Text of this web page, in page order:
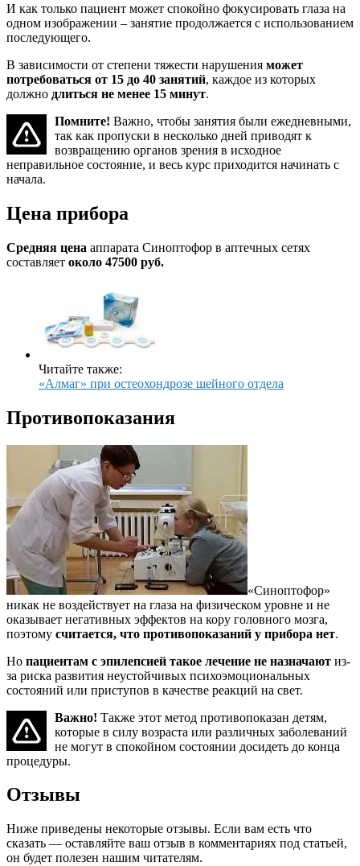
И как только пациент может спокойно фокусировать глаза на
одном изображении – занятие продолжается с использованием
последующего.
В зависимости от степени тяжести нарушения может
потребоваться от 15 до 40 занятий, каждое из которых
должно длиться не менее 15 минут.
Помните! Важно, чтобы занятия были ежедневными,
так как пропуски в несколько дней приводят к
возвращению органов зрения в исходное
неправильное состояние, и весь курс приходится начинать с
начала.
Цена прибора
Средняя цена аппарата Синоптофор в аптечных сетях
составляет около 47500 руб.
Читайте также:
«Алмаг» при остеохондрозе шейного отдела
Противопоказания
«Синоптофор»
никак не воздействует на глаза на физическом уровне и не
оказывает негативных эффектов на кору головного мозга,
поэтому считается, что противопоказаний у прибора нет.
Но пациентам с эпилепсией такое лечение не назначают из-
за риска развития неустойчивых психоэмоциональных
состояний или приступов в качестве реакций на свет.
Важно! Также этот метод противопоказан детям,
которые в силу возраста или различных заболеваний
не могут в спокойном состоянии досидеть до конца
процедуры.
Отзывы
Ниже приведены некоторые отзывы. Если вам есть что
сказать — оставляйте ваш отзыв в комментариях под статьей,
он будет полезен нашим читателям.